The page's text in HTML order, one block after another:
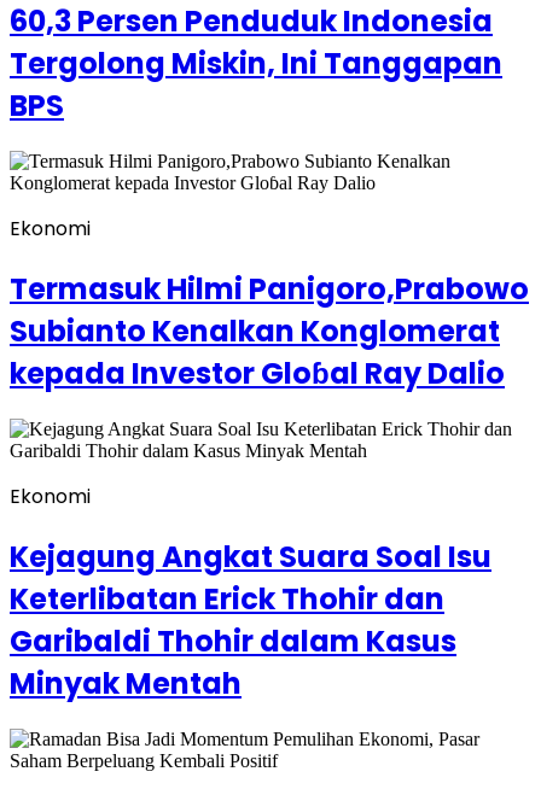
60,3 Persen Penduduk Indonesia
Tergolong Miskin, Ini Tanggapan
BPS
Ekonomi
Termasuk Hilmi Panigoro,Prabowo
Subianto Kenalkan Konglomerat
kepada Investor Gloɓal Ray Dalio
Ekonomi
Kejagung Angkat Suara Soal Isu
Keterlibatan Erick Thohir dan
Garibaldi Thohir dalam Kasus
Minyak Mentah